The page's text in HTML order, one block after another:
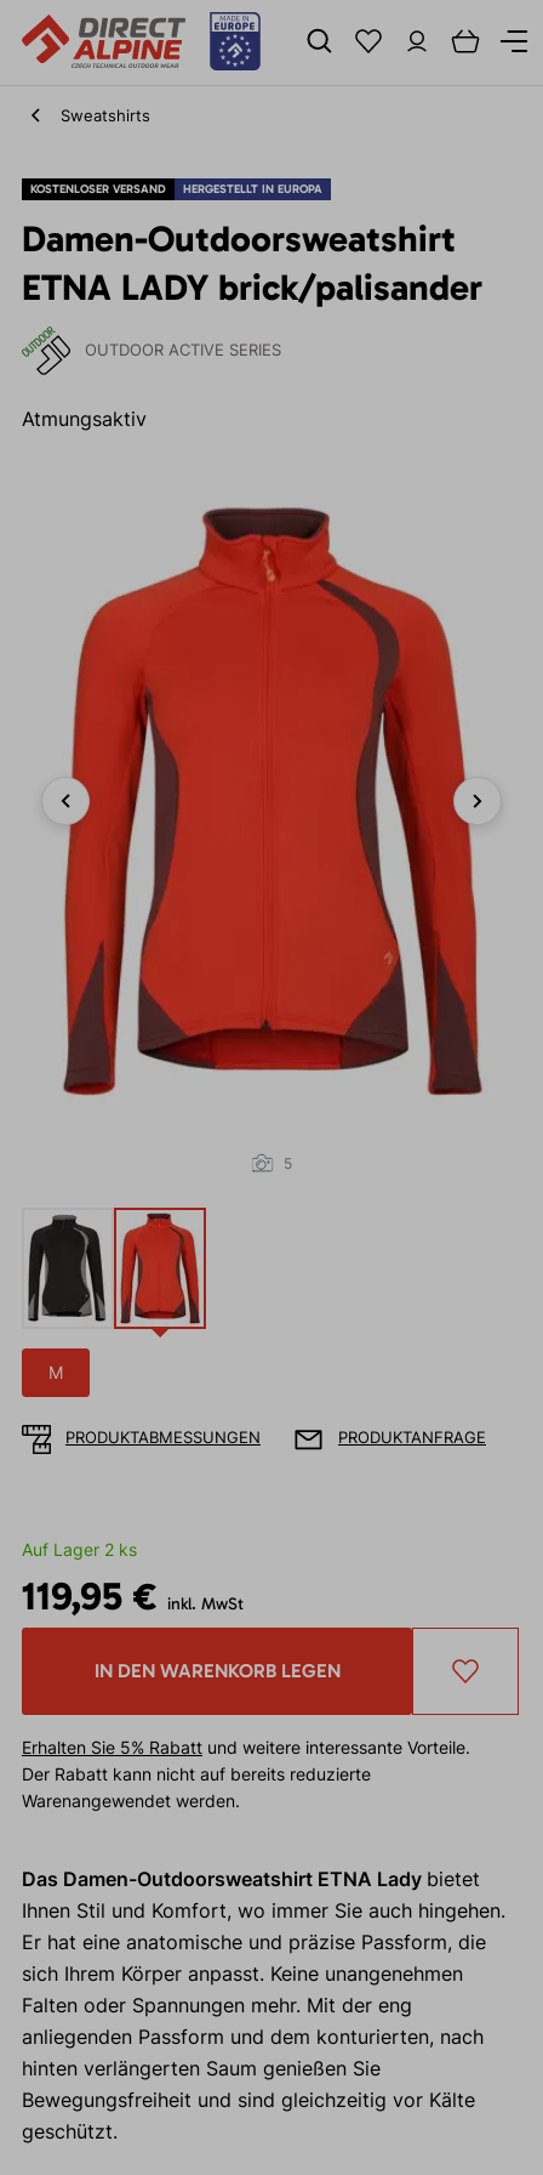
Sweatshirts
KOSTENLOSER VERSAND HERGESTELLT IN EUROPA
Damen-Outdoorsweatshirt
ETNA LADY brick/palisander
OUTDOOR ACTIVE SERIES
Atmungsaktiv
Previous Next
5
M
PRODUKTABMESSUNGEN PRODUKTANFRAGE
Auf Lager 2 ks
119,95 € inkl. MwSt
IN DEN WARENKORB LEGEN
Erhalten Sie 5% Rabattund weitere interessante Vorteile.
Der Rabatt kann nicht auf bereits reduzierte
Warenangewendet werden.
Das Damen-Outdoorsweatshirt ETNA Lady bietet
Ihnen Stil und Komfort, wo immer Sie auch hingehen.
Er hat eine anatomische und präzise Passform, die
sich Ihrem Körper anpasst. Keine unangenehmen
Falten oder Spannungen mehr. Mit der eng
anliegenden Passform und dem konturierten, nach
hinten verlängerten Saum genießen Sie
Bewegungsfreiheit und sind gleichzeitig vor Kälte
geschützt.